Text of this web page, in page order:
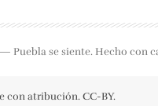
Puebla se siente. Hecho con
con atribución. CC-BY.